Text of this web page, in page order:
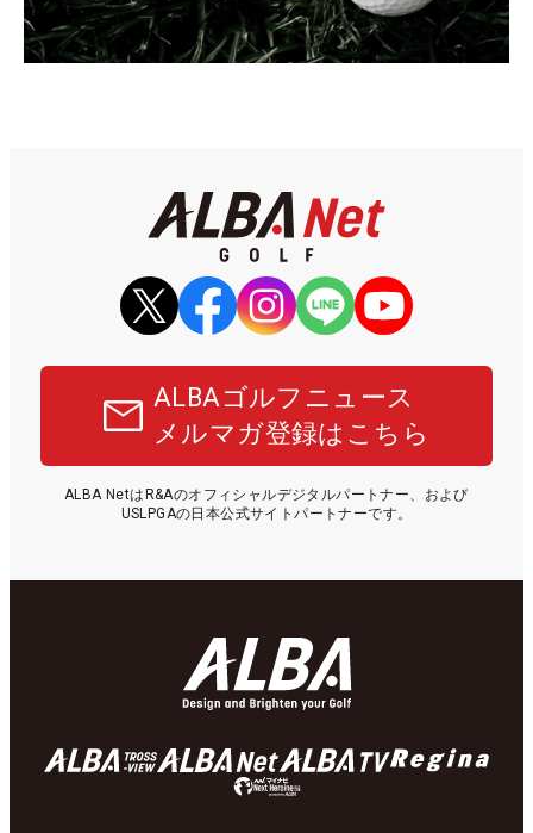
ALBAゴルフニュース
メルマガ登録はこちら
ALBA NetはR&Aのオフィシャルデジタルパートナー、および
USLPGAの日本公式サイトパートナーです。